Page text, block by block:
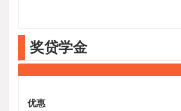
奖贷学金
优惠